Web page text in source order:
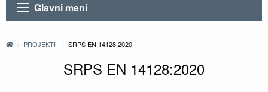
Glavni meni
PROJEKTI SRPS EN 14128:2020
SRPS EN 14128:2020